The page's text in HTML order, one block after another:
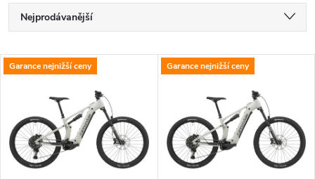
Ř
a
e
n
Nejprodávanější
Nejdražší
Abecedně
V
p
Garance nejnižší ceny Garance nejnižší ceny